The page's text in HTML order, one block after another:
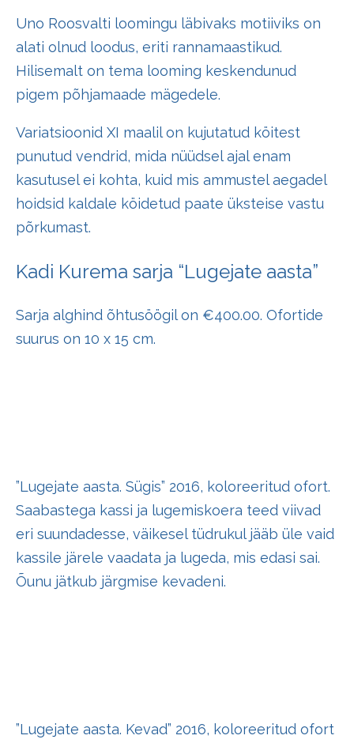
Uno Roosvalti loomingu läbivaks motiiviks on
alati olnud loodus, eriti rannamaastikud.
Hilisemalt on tema looming keskendunud
pigem põhjamaade mägedele.
Variatsioonid XI maalil on kujutatud köitest
punutud vendrid, mida nüüdsel ajal enam
kasutusel ei kohta, kuid mis ammustel aegadel
hoidsid kaldale köidetud paate üksteise vastu
põrkumast.
Kadi Kurema sarja “Lugejate aasta”
Sarja alghind õhtusöögil on €400.00. Ofortide
suurus on 10 x 15 cm.
”Lugejate aasta. Sügis” 2016, koloreeritud ofort.
Saabastega kassi ja lugemiskoera teed viivad
eri suundadesse, väikesel tüdrukul jääb üle vaid
kassile järele vaadata ja lugeda, mis edasi sai.
Õunu jätkub järgmise kevadeni.
”Lugejate aasta. Kevad” 2016, koloreeritud ofort